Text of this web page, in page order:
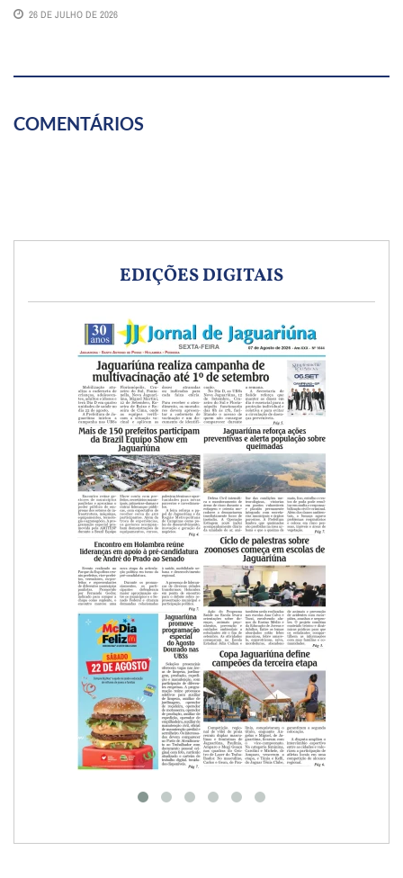
26 DE JULHO DE 2026
COMENTÁRIOS
EDIÇÕES DIGITAIS